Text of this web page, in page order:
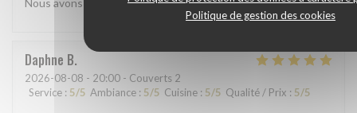
Politique de gestion des cookies
Daphne B
2026-08-08 - 20:00 - Couverts 2
Service : 5/5 Ambiance : 5/5 Cuisine : 5/5 Qualité / Prix : 5/5